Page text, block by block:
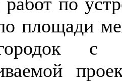
площади
с